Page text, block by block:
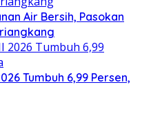
Air Bersih, Pasokan
Tumbuh 6,99 Persen,